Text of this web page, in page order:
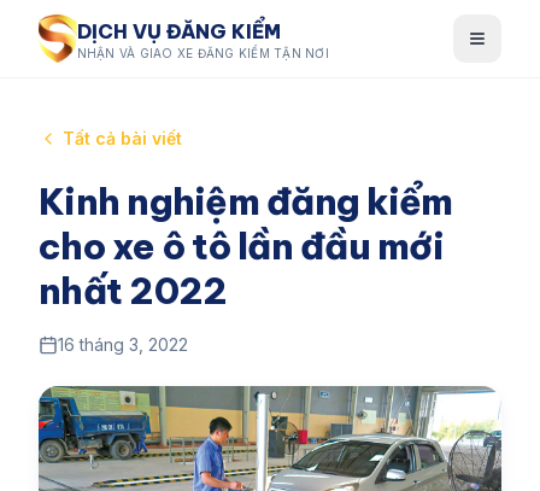
DỊCH VỤ ĐĂNG KIỂM
NHẬN VÀ GIAO XE ĐĂNG KIỂM TẬN NƠI
Tất cả bài viết
Kinh nghiệm đăng kiểm
cho xe ô tô lần đầu mới
nhất 2022
16 tháng 3, 2022